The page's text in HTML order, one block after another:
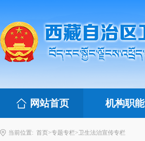
网站首页 机构职能
当前位置: 首页>专题专栏>卫生法治宣传专栏